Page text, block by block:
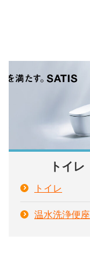
トイレ
トイレ
温水洗浄便座